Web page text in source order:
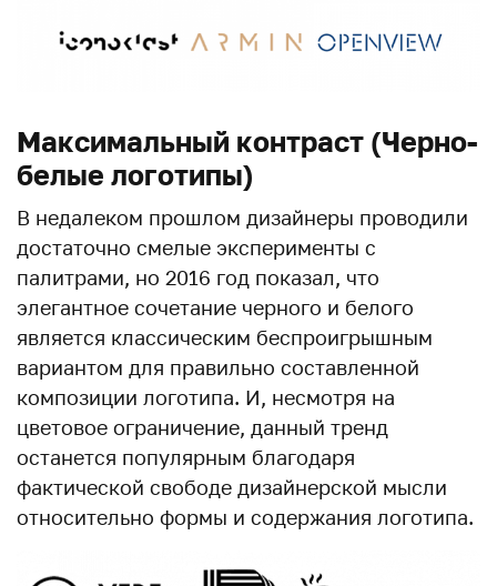
Максимальный контраст (Черно-
белые логотипы)
В недалеком прошлом дизайнеры проводили
достаточно смелые эксперименты с
палитрами, но 2016 год показал, что
элегантное сочетание черного и белого
является классическим беспроигрышным
вариантом для правильно составленной
композиции логотипа. И, несмотря на
цветовое ограничение, данный тренд
останется популярным благодаря
фактической свободе дизайнерской мысли
относительно формы и содержания логотипа.